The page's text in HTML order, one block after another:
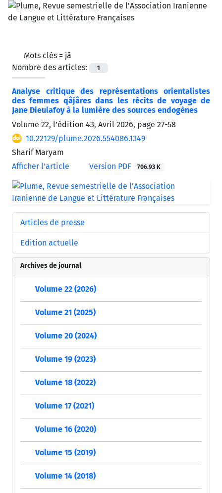
Mots clés = jâ
Nombre des articles:
1
Analyse critique des représentations orientalistes
des femmes qâjâres dans les récits de voyage de
Jane Dieulafoy à la lumière des sources endogènes
Volume 22, l’édition 43, Avril 2026, page 27-58
10.22129/plume.2026.554086.1349
Sharif Maryam
Afficher l’article
Version PDF 706.93 K
Articles de presse
Edition actuelle
Archives de journal
Volume 22 (2026)
Volume 21 (2025)
Volume 20 (2024)
Volume 19 (2023)
Volume 18 (2022)
Volume 17 (2021)
Volume 16 (2020)
Volume 15 (2019)
Volume 14 (2018)